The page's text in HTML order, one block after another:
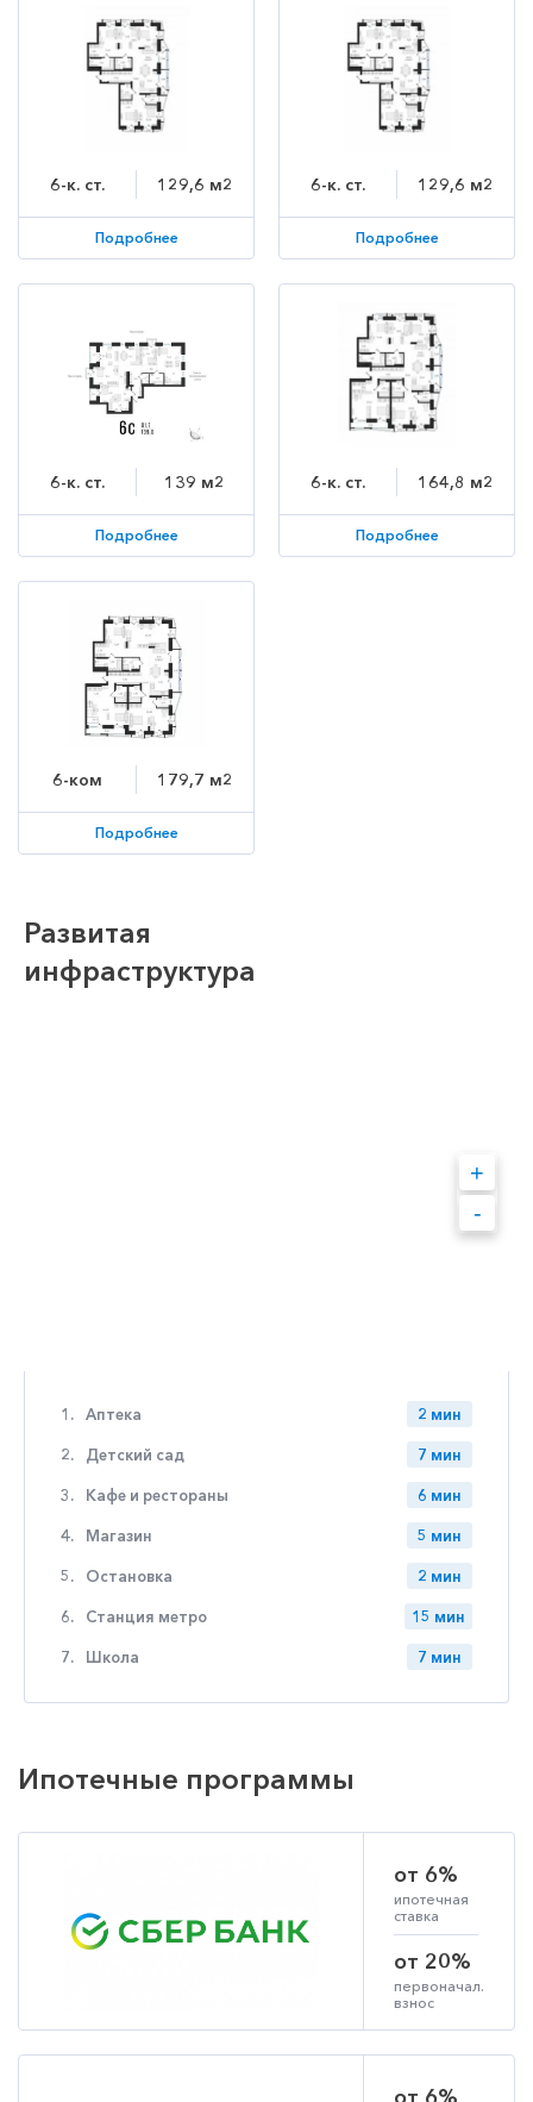
6-к. ст. 129,6 м2
Подробнее
6-к. ст. 129,6 м2
Подробнее
6-к. ст. 139 м2
Подробнее
6-к. ст. 164,8 м2
Подробнее
6-ком 179,7 м2
Подробнее
Развитая
инфраструктура
1. Аптека 2 мин
2. Детский сад 7 мин
3. Кафе и рестораны 6 мин
4. Магазин 5 мин
5. Остановка 2 мин
6. Станция метро 15 мин
7. Школа 7 мин
+
-
Ипотечные программы
от 6%
ипотечная
ставка
от 20%
первоначал.
взнос